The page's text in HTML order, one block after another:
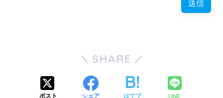
SHARE
ポスト シェア はてブ LINE